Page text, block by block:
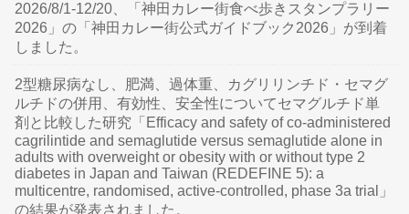
2026/8/1-12/20、「神田カレー街食べ歩きスタンプラリー
2026」の「神田カレー街公式ガイドブック2026」が到着
しました。
2型糖尿病なし、肥満、過体重、カグリリンチド・セマグ
ルチドの併用、有効性、安全性についてセマグルチド単
剤と比較した研究「Efficacy and safety of co-administered
cagrilintide and semaglutide versus semaglutide alone in
adults with overweight or obesity with or without type 2
diabetes in Japan and Taiwan (REDEFINE 5): a
multicentre, randomised, active-controlled, phase 3a trial」
の結果が発表されました。